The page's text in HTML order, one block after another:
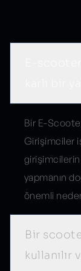
Bir E-
Girişimciler
girişimcilerin
yapmanın
önemli
Bir
kullanılır